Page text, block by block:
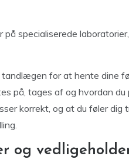
på specialiserede
tandlægen for at hente dine
på, tages af og hvordan
korrekt, og at du føler dig
og